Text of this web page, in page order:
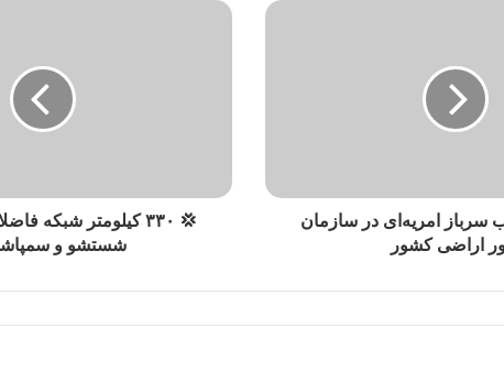
سرباز امریه‌ای در سازمان
اراضی کشور
💢 ٣٣٠ كیلومتر شبکه
شستشو و